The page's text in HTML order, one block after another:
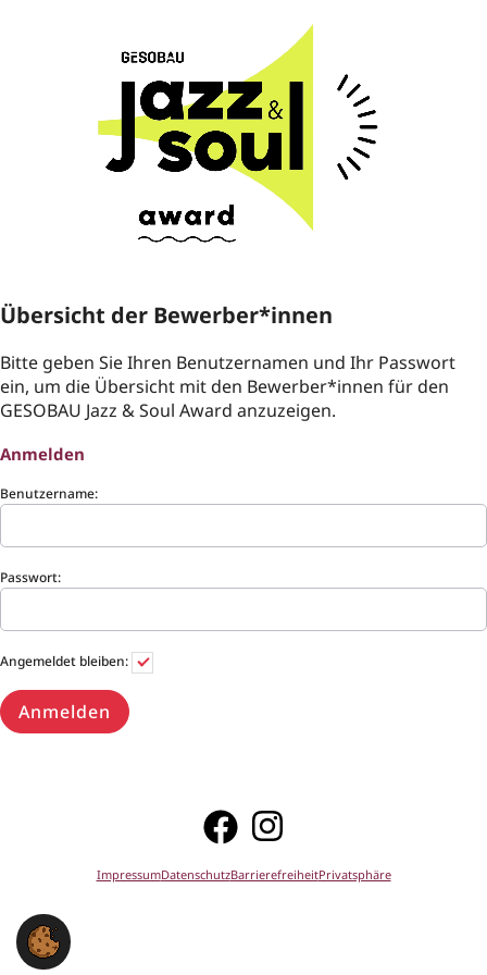
Jury
Übersicht der Bewerber*innen
Bitte geben Sie Ihren Benutzernamen und Ihr Passwort
ein, um die Übersicht mit den Bewerber*innen für den
GESOBAU Jazz & Soul Award anzuzeigen.
Anmelden
Benutzername:
Passwort:
Angemeldet bleiben:
ImpressumDatenschutzBarrierefreiheitPrivatsphäre